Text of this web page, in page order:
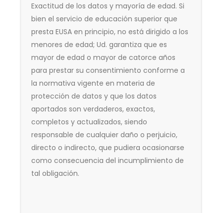
Exactitud de los datos y mayoría de edad. Si
bien el servicio de educación superior que
presta EUSA en principio, no está dirigido a los
menores de edad; Ud. garantiza que es
mayor de edad o mayor de catorce años
para prestar su consentimiento conforme a
la normativa vigente en materia de
protección de datos y que los datos
aportados son verdaderos, exactos,
completos y actualizados, siendo
responsable de cualquier daño o perjuicio,
directo o indirecto, que pudiera ocasionarse
como consecuencia del incumplimiento de
tal obligación.